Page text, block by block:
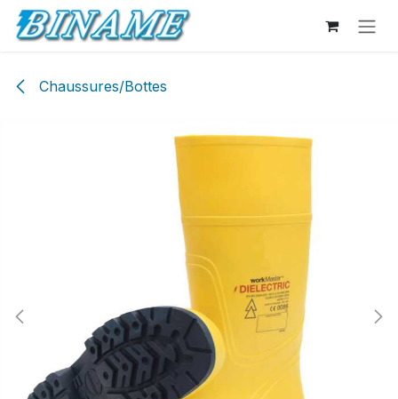
Se rendre au contenu
Chaussures/Bottes